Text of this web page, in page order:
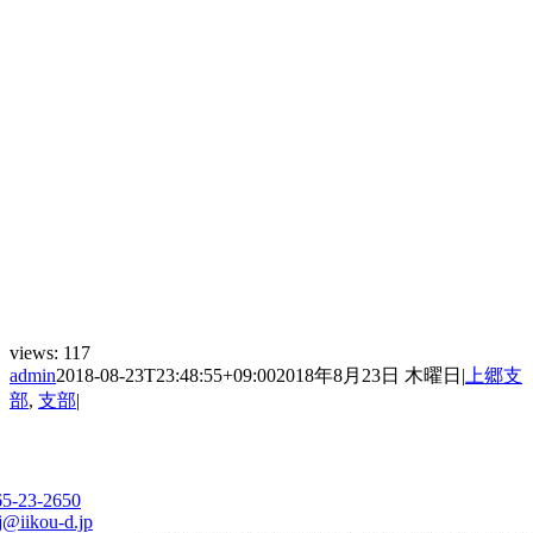
views: 117
admin2018-08-23T23:48:55+09:002018年8月23日 木曜日 | 上郷支
部, 支部|
23-2650
d.jp